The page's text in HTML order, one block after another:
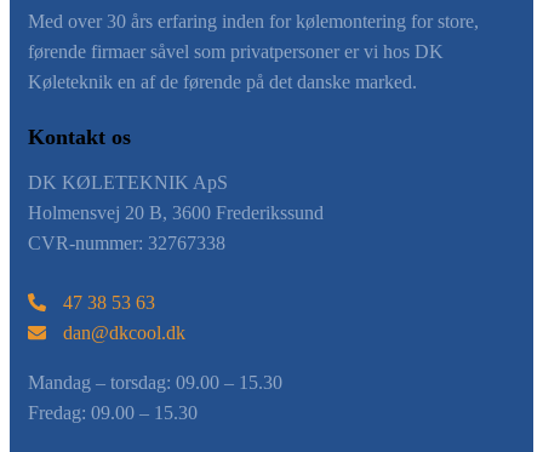
​Med over 30 års erfaring inden for kølemontering for store,
førende firmaer såvel som privatpersoner er vi hos DK
Køleteknik en af de førende på det danske marked.
Kontakt os
DK KØLETEKNIK ApS
Holmensvej 20 B, 3600 Frederikssund
CVR-nummer: 32767338
47 38 53 63
dan@dkcool.dk
Mandag – torsdag: ​09.00 – 15.30
Fredag: ​09.00 – 15.30